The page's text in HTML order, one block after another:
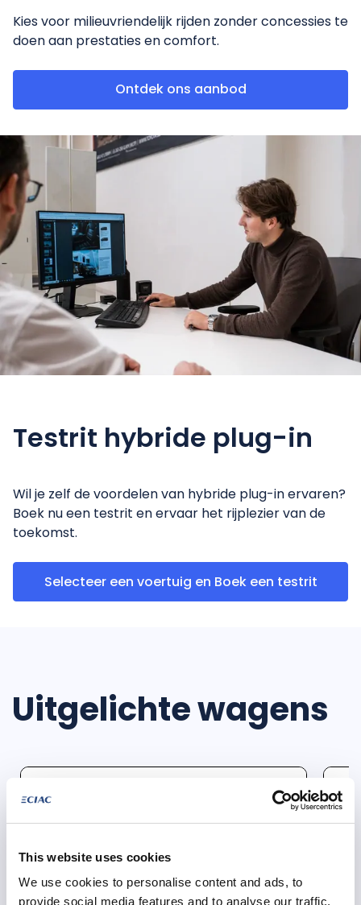
This website uses cookies
We use cookies to personalise content and ads, to
provide social media features and to analyse our traffic.
Kies voor milieuvriendelijk rijden zonder concessies te
doen aan prestaties en comfort.
Ontdek ons aanbod
Testrit hybride plug-in
Wil je zelf de voordelen van hybride plug-in ervaren?
Boek nu een testrit en ervaar het rijplezier van de
toekomst.
Selecteer een voertuig en Boek een testrit
Uitgelichte wagens